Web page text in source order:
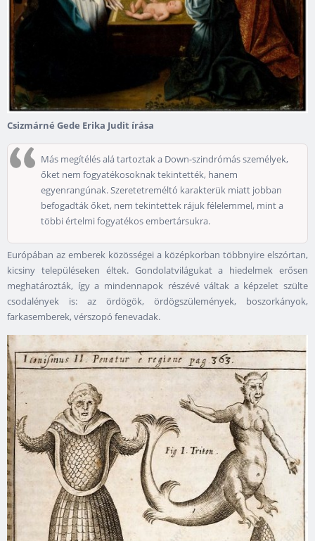
Csizmárné Gede Erika Judit írása
Más megítélés alá tartoztak a Down-szindrómás személyek,
őket nem fogyatékosoknak tekintették, hanem
egyenrangúnak. Szeretetreméltó karakterük miatt jobban
befogadták őket, nem tekintettek rájuk félelemmel, mint a
többi értelmi fogyatékos embertársukra.
Európában az emberek közösségei a középkorban többnyire elszórtan,
kicsiny településeken éltek. Gondolatvilágukat a hiedelmek erősen
meghatározták, így a mindennapok részévé váltak a képzelet szülte
csodalények is: az ördögök, ördögszülemények, boszorkányok,
farkasemberek, vérszopó fenevadak.